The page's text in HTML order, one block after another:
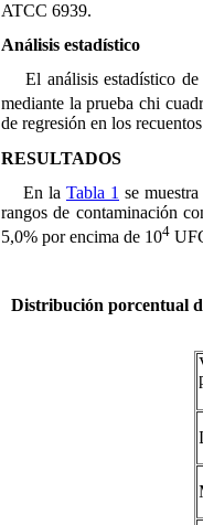
ATCC 6939.
Análisis estadístico
El análisis estadístico de
mediante la prueba chi
de regresión en los
RESULTADOS
En la Tabla 1 se
rangos de contaminación
5,0% por encima de 104
Distribución porcentual